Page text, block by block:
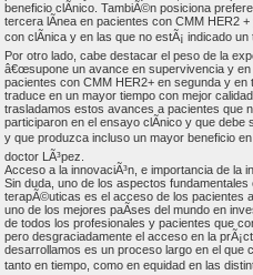
beneficio clÃ­nico. TambiÃ©n posiciona
tercera lÃ­nea en pacientes con CMM HER2
con clÃ­nica y en las que no estÃ¡ indicado un
Por otro lado, cabe destacar el peso de la
â€œsupone un avance en supervivencia y en
pacientes con CMM HER2+ en segunda y
traduce en un mayor tiempo con mejor
trasladamos estos avances a pacientes que
participaron en el ensayo clÃ­nico y que debe
y que produzca incluso un mayor beneficio
doctor LÃ³pez.
Acceso a la innovaciÃ³n, e importancia de la
Sin duda, uno de los aspectos
terapÃ©uticas es el acceso de los pacientes
uno de los mejores paÃ­ses del mundo en
de todos los profesionales y pacientes que
pero desgraciadamente el acceso en la
desarrollamos es un proceso largo en el que
tanto en tiempo, como en equidad en las